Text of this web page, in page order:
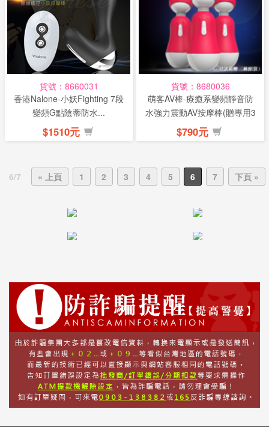
貨號：8660031
香港Nalone-小妖Fighting 7段
變頻G點陰蒂防水...
$1510元
貨號：8680036
萌客AV棒-療癒系變頻靜音防
水強力震動AV按摩棒(贈專用3
萌...
$790元
6/7 « 上頁 1 2 3 4 5 6 7 下頁 »